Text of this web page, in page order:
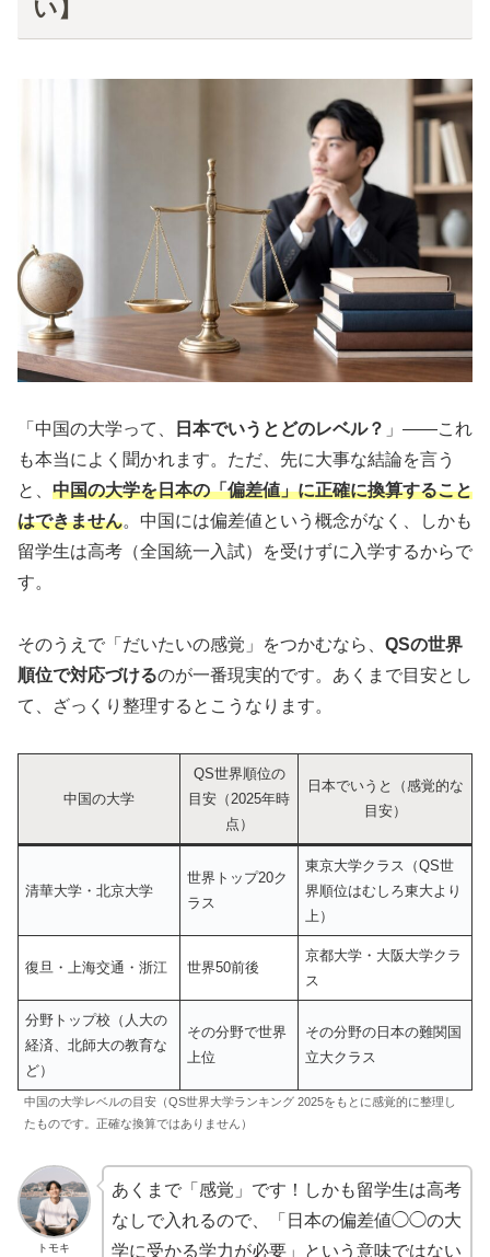
い】
「中国の大学って、 日本でいうとどのレベル？ 」——これ
も本当によく聞かれます。ただ、先に大事な結論を言う
と、 中国の大学を日本の「偏差値」に正確に換算すること
はできません。中国には偏差値という概念がなく、しかも
留学生は高考（全国統一入試）を受けずに入学するからで
す。
そのうえで「だいたいの感覚」をつかむなら、 QSの世界
順位で対応づけるのが一番現実的です。あくまで目安とし
て、ざっくり整理するとこうなります。
中国の大学
QS世界順位の
目安（2025年時
点）
日本でいうと（感覚的な
目安）
清華大学・北京大学
世界トップ20ク
ラス
東京大学クラス（QS世
界順位はむしろ東大より
上）
復旦・上海交通・浙江 世界50前後
京都大学・大阪大学クラ
ス
分野トップ校（人大の
経済、北師大の教育な
ど）
その分野で世界
上位
その分野の日本の難関国
立大クラス
中国の大学レベルの目安（QS世界大学ランキング 2025をもとに感覚的に整理し
たものです。正確な換算ではありません）
トモキ
あくまで「感覚」です！しかも留学生は高考
なしで入れるので、「日本の偏差値◯◯の大
学に受かる学力が必要」という意味ではない